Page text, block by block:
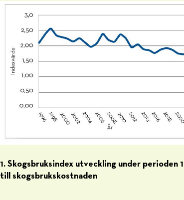
1. Skogsbruksindex utveckling under
till skogsbrukskostnaden